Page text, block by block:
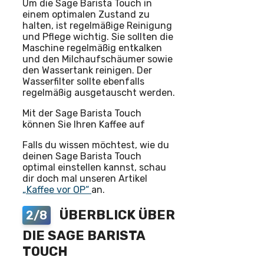
Um die Sage Barista Touch in
einem optimalen Zustand zu
halten, ist regelmäßige Reinigung
und Pflege wichtig. Sie sollten die
Maschine regelmäßig entkalken
und den Milchaufschäumer sowie
den Wassertank reinigen. Der
Wasserfilter sollte ebenfalls
regelmäßig ausgetauscht werden.
Mit der Sage Barista Touch
können Sie Ihren Kaffee auf
Falls du wissen möchtest, wie du
deinen Sage Barista Touch
optimal einstellen kannst, schau
dir doch mal unseren Artikel
„Kaffee vor OP“ an.
2/8
ÜBERBLICK ÜBER
DIE SAGE BARISTA
TOUCH